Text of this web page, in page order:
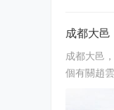
成都大
成都大邑，「九匹山下好風景」思考 陳樹文 行腳三